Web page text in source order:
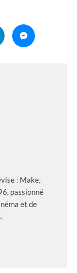
: Make,
passionné
et de